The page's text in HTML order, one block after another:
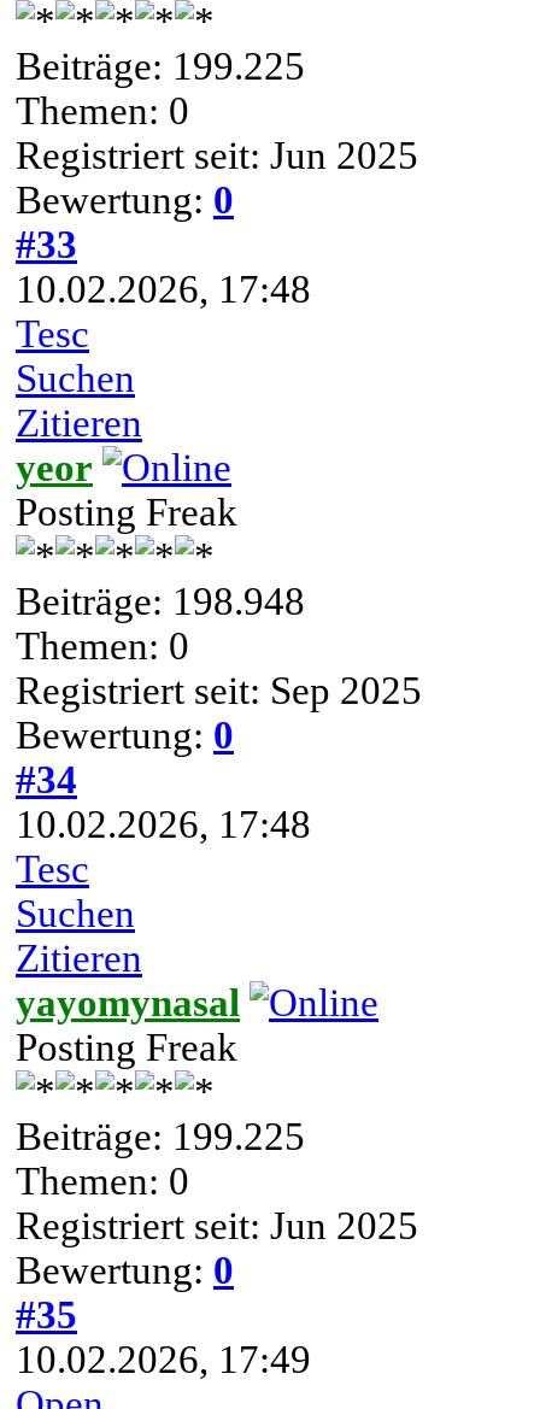
Beiträge: 199.225
Themen: 0
Registriert seit: Jun 2025
Bewertung: 0
#33
10.02.2026, 17:48
Tesc
Suchen
Zitieren
yeor
Posting Freak
Beiträge: 198.948
Themen: 0
Registriert seit: Sep 2025
Bewertung: 0
#34
10.02.2026, 17:48
Tesc
Suchen
Zitieren
yayomynasal
Posting Freak
Beiträge: 199.225
Themen: 0
Registriert seit: Jun 2025
Bewertung: 0
#35
10.02.2026, 17:49